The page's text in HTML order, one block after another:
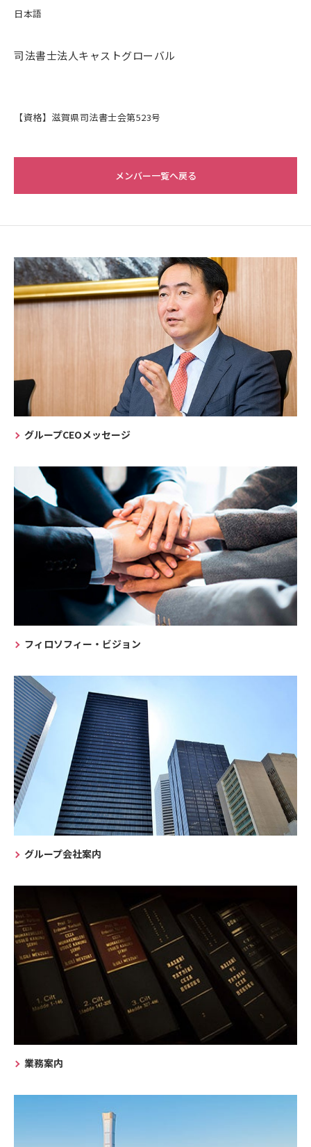
日本語
司法書士法人キャストグローバル
【資格】滋賀県司法書士会第523号
メンバー一覧へ戻る
グループCEOメッセージ
フィロソフィー・ビジョン
グループ会社案内
業務案内